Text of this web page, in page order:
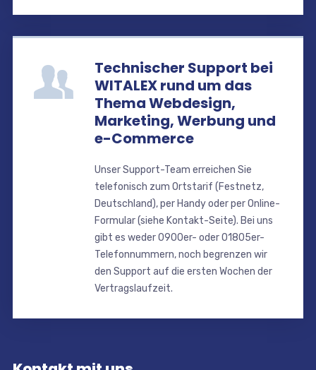
Technischer Support bei
WITALEX rund um das
Thema Webdesign,
Marketing, Werbung und
e-Commerce
Unser Support-Team erreichen Sie
telefonisch zum Ortstarif (Festnetz,
Deutschland), per Handy oder per Online-
Formular (siehe Kontakt-Seite). Bei uns
gibt es weder 0900er- oder 01805er-
Telefonnummern, noch begrenzen wir
den Support auf die ersten Wochen der
Vertragslaufzeit.